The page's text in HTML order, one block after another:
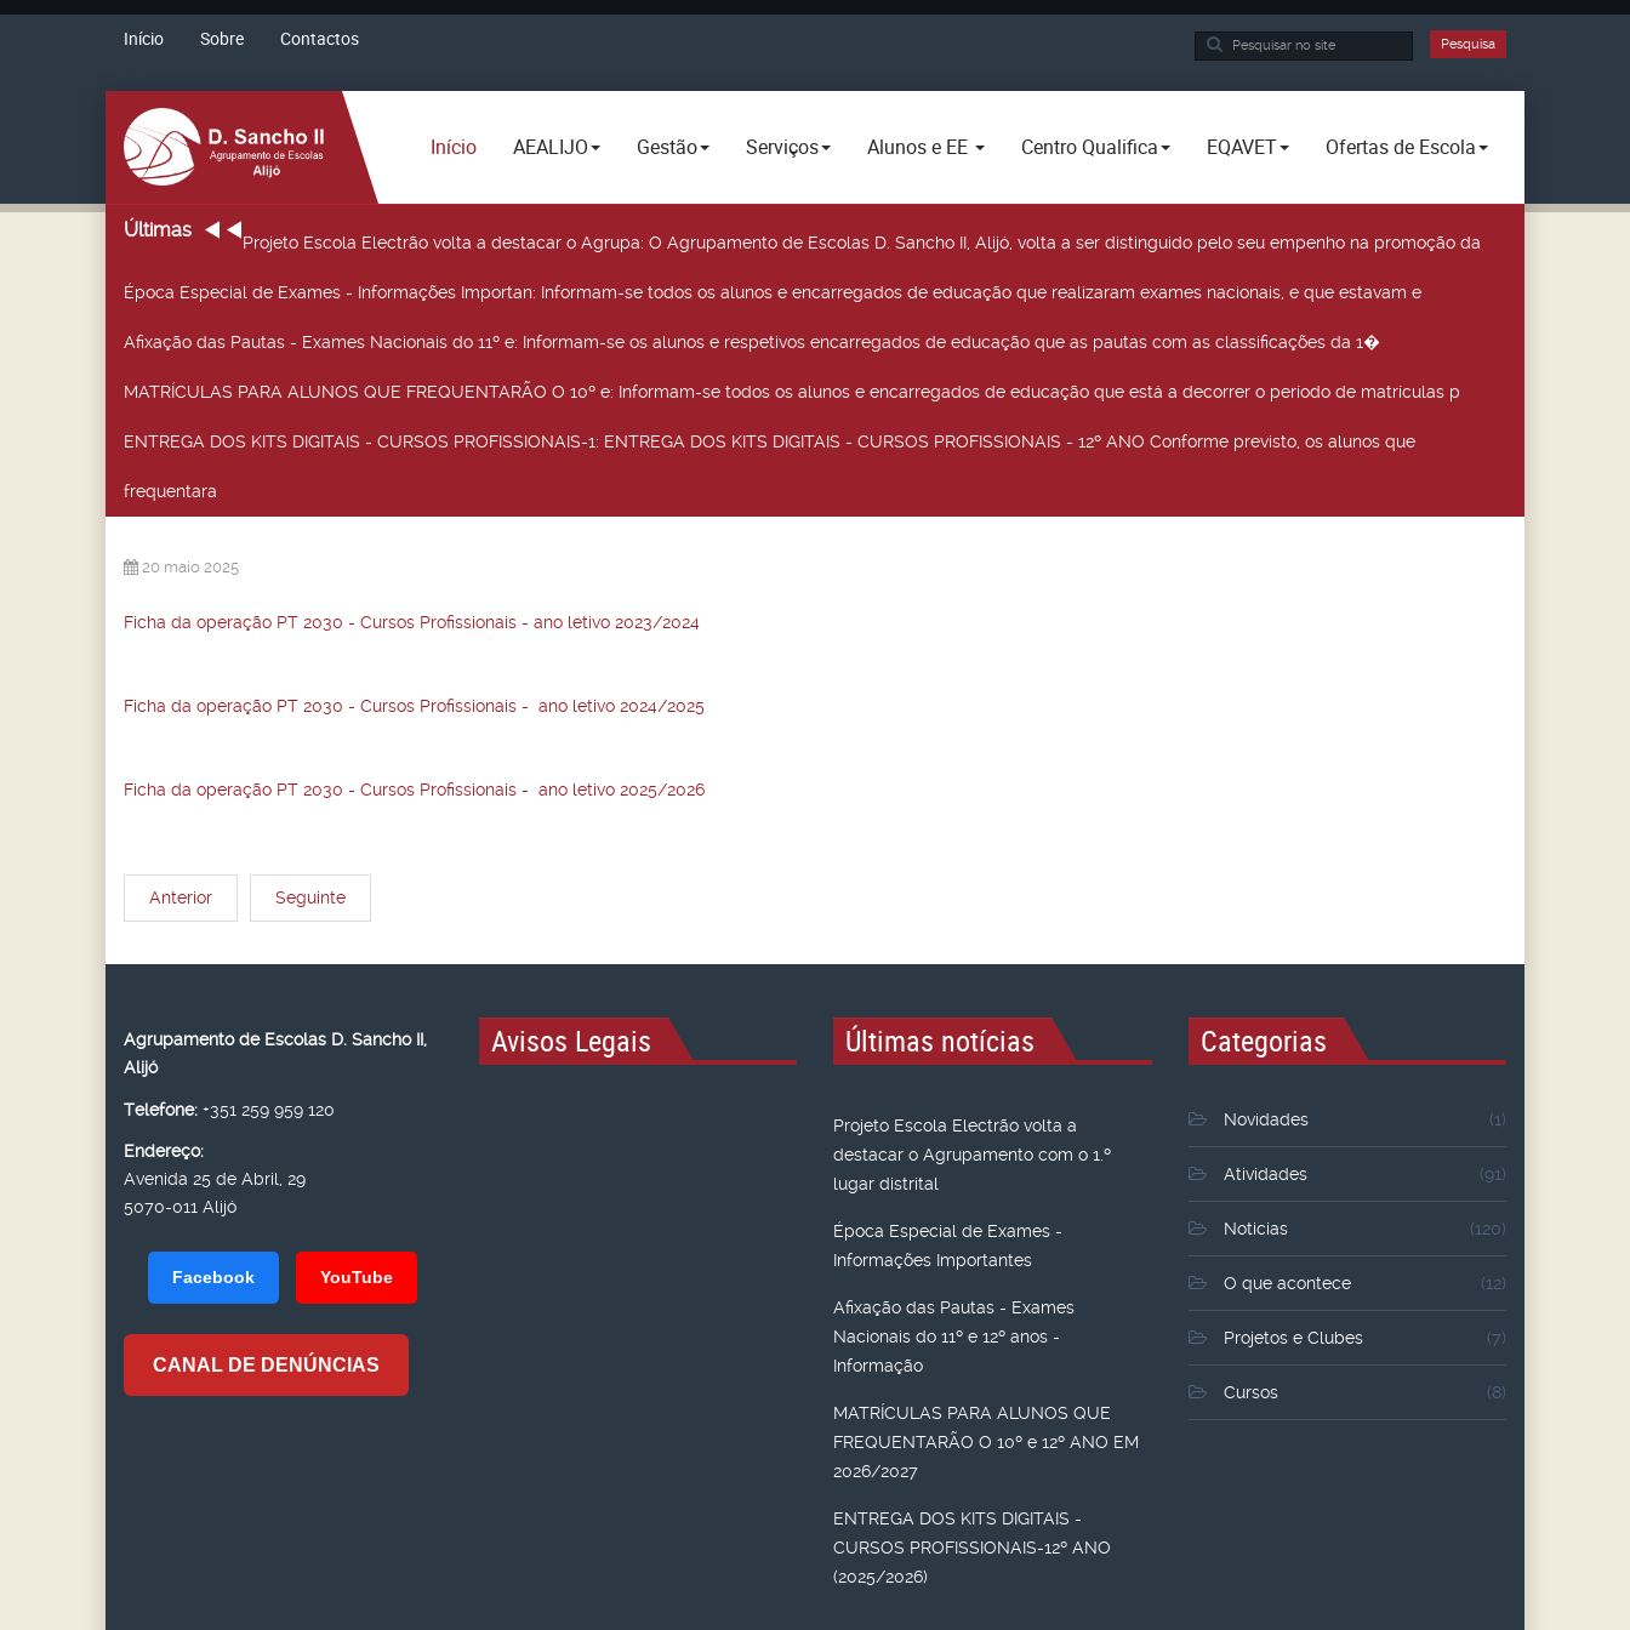
Início Sobre Contactos Pesquisa... Pesquisa
Início AEALIJO Gestão Serviços Alunos e EE Centro Qualifica EQAVET Ofertas de Escola
Últimas
Projeto Escola Electrão volta a destacar o Agrupa: O Agrupamento de Escolas D. Sancho II, Alijó, volta a ser distinguido pelo seu empenho na promoção da
Época Especial de Exames - Informações Importan: Informam-se todos os alunos e encarregados de educação que realizaram exames nacionais, e que estavam e
Afixação das Pautas - Exames Nacionais do 11º e: Informam-se os alunos e respetivos encarregados de educação que as pautas com as classificações da 1�
MATRÍCULAS PARA ALUNOS QUE FREQUENTARÃO O 10º e: Informam-se todos os alunos e encarregados de educação que está a decorrer o período de matrículas p
ENTREGA DOS KITS DIGITAIS - CURSOS PROFISSIONAIS-1: ENTREGA DOS KITS DIGITAIS - CURSOS PROFISSIONAIS - 12º ANO Conforme previsto, os alunos que
frequentara
20 maio 2025
Ficha da operação PT 2030 - Cursos Profissionais - ano letivo 2023/2024
Ficha da operação PT 2030 - Cursos Profissionais - ano letivo 2024/2025
Ficha da operação PT 2030 - Cursos Profissionais - ano letivo 2025/2026
Anterior Seguinte
Agrupamento de Escolas D. Sancho II,
Alijó
Telefone: +351 259 959 120
Endereço:
Avenida 25 de Abril, 29
5070-011 Alijó
Facebook YouTube
CANAL DE DENÚNCIAS
Avisos Legais Últimas notícias
Projeto Escola Electrão volta a
destacar o Agrupamento com o 1.º
lugar distrital
Época Especial de Exames -
Informações Importantes
Afixação das Pautas - Exames
Nacionais do 11º e 12º anos -
Informação
MATRÍCULAS PARA ALUNOS QUE
FREQUENTARÃO O 10º e 12º ANO EM
2026/2027
ENTREGA DOS KITS DIGITAIS -
CURSOS PROFISSIONAIS-12º ANO
(2025/2026)
Categorias
Novidades (1)
Atividades (91)
Noticias (120)
O que acontece (12)
Projetos e Clubes (7)
Cursos (8)